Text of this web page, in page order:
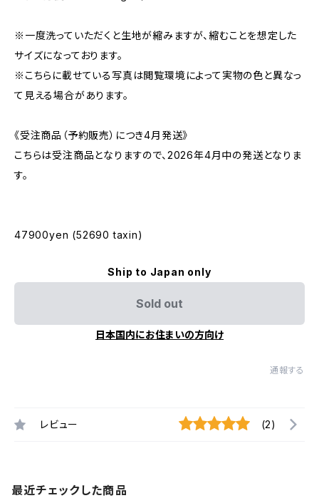
※一度洗っていただくと生地が縮みますが、縮むことを想定した
サイズになっております。
※こちらに載せている写真は閲覧環境によって実物の色と異なっ
て見える場合があります。
《受注商品（予約販売）につき4月発送》
こちらは受注商品となりますので、2026年4月中の発送となりま
す。
47900yen (52690 taxin)
Ship to Japan only
Sold out
日本国内にお住まいの方向け
通報する
レビュー (2)
最近チェックした商品